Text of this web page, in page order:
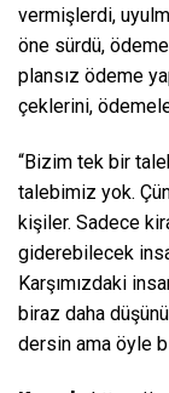
vermişlerdi,
öne sürdü,
plansız ödeme
çeklerini,
“Bizim tek bir
talebimiz yok.
kişiler. Sadece
giderebilecek
Karşımızdaki
biraz daha
dersin ama öyle